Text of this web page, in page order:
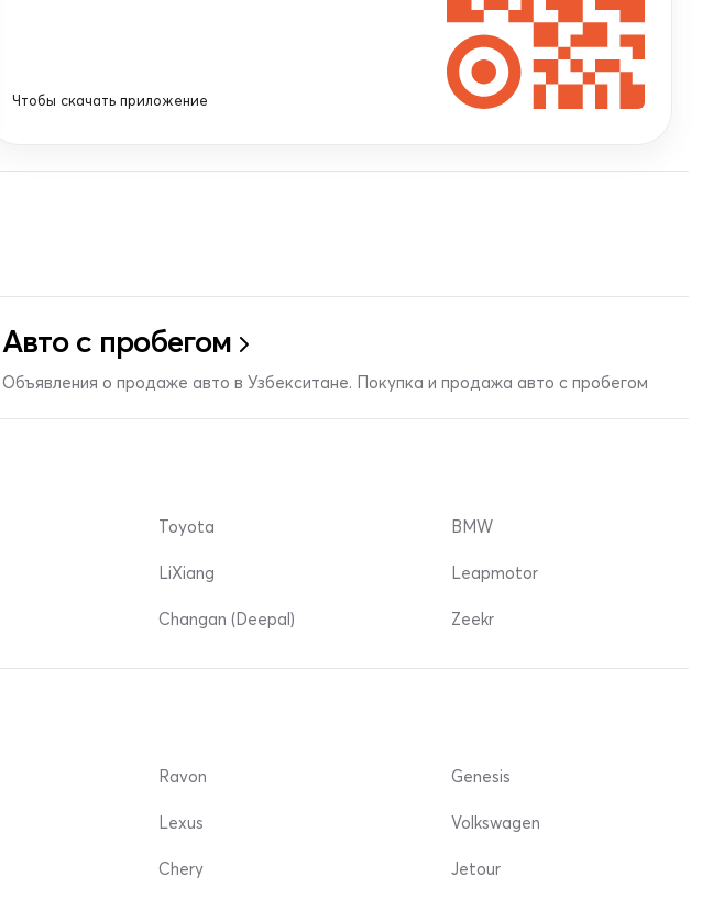
Чтобы скачать приложение
Авто с пробегом
Объявления о продаже авто в Узбекситане. Покупка и продажа авто с пробегом
Toyota
LiXiang
Changan (Deepal)
BMW
Leapmotor
Zeekr
Ravon
Lexus
Chery
Genesis
Volkswagen
Jetour